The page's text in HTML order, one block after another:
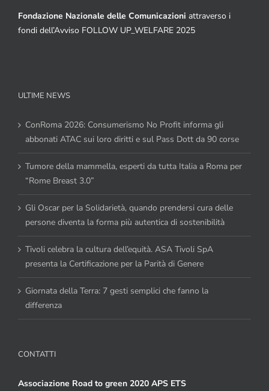
Fondazione Nazionale delle Comunicazioni attraverso i
fondi dell’Avviso FOLLOW UP_WELFARE 2025
ULTIME NEWS
ConRoma 2026: Consumerismo No Profit informa gli
abbonati ATAC sui loro diritti e sul Pass Dott da 90 corse
Tumore della mammella, esperti da tutta Italia a Roma per
“Rome Breast 3.0”
Gli Oscar per la Solidarietà, quando prendersi cura delle
persone diventa la forma più autentica di sostenibilità
Tivoli celebra la cultura dell’equità. ASA Tivoli SpA
presenta la Certificazione per la Parità di Genere
Giornata della Terra: 7 gesti semplici che fanno la
differenza
CONTATTI
Associazione Road to green 2020 APS ETS